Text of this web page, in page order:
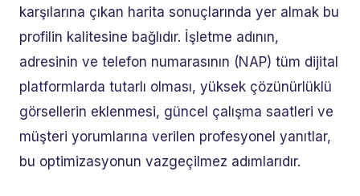
karşılarına çıkan harita sonuçlarında yer almak bu
profilin kalitesine bağlıdır. İşletme adının,
adresinin ve telefon numarasının (NAP) tüm dijital
platformlarda tutarlı olması, yüksek çözünürlüklü
görsellerin eklenmesi, güncel çalışma saatleri ve
müşteri yorumlarına verilen profesyonel yanıtlar,
bu optimizasyonun vazgeçilmez adımlarıdır.